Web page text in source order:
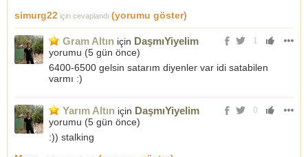
simurg22 için cevaplandı (yorumu göster)
1
Gram Altın için DaşmıYiyelim
yorumu (5 gün önce)
6400-6500 gelsin satarım diyenler var idi satabilen
varmı :)
0
Yarım Altın için DaşmıYiyelim
yorumu (5 gün önce)
:)) stalking